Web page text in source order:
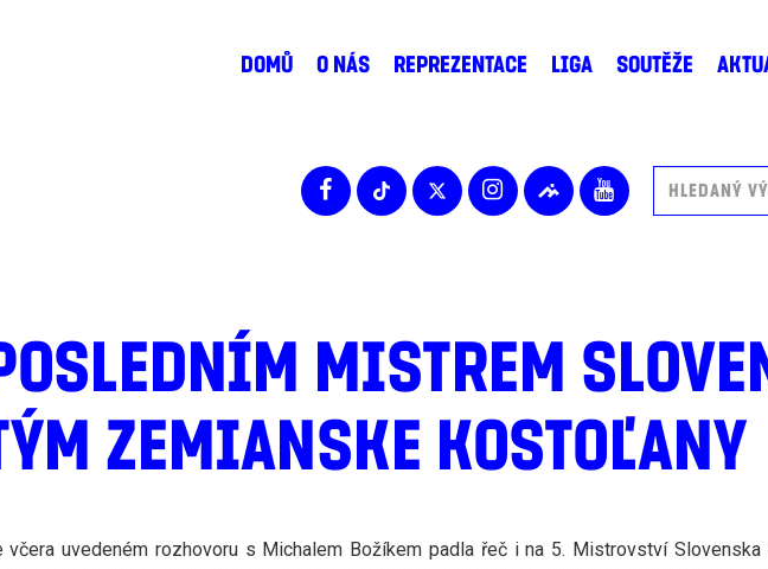
DOMŮ O NÁS REPREZENTACE LIGA SOUTĚŽE
MISTREM
ZEMIANSKE KOSTOĽANY
včera uvedeném rozhovoru s Michalem Božíkem padla řeč i na 5. Mistrovství